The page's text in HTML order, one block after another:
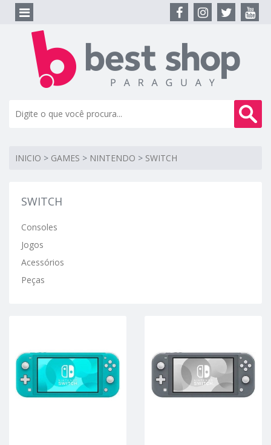
INICIO > GAMES > NINTENDO > SWITCH
SWITCH
Consoles
Jogos
Acessórios
Peças